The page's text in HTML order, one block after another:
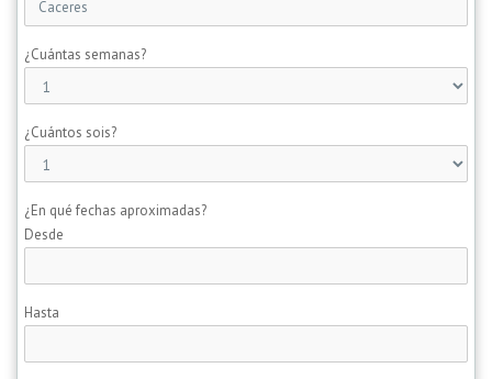
¿Cuántas semanas?
¿Cuántos sois?
¿En qué fechas aproximadas?
Desde
Hasta